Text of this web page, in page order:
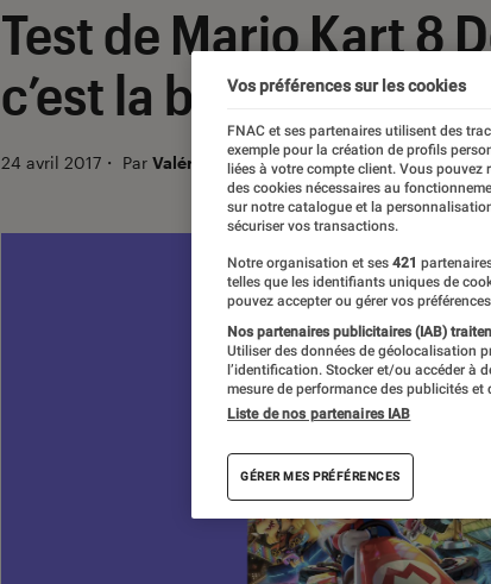
Test de Mario Kart 8
c’est la bonne !
24 avril 2017 ・ Par Valérie Précigout (Romendil)
Vos préférences sur les cookies
FNAC et ses partenaires utilisent des
exemple pour la création de profils
liées à votre compte client. Vous
des cookies nécessaires au
sur notre catalogue et la
sécuriser vos transactions.
Notre organisation et ses 421
telles que les identifiants uniques de
pouvez accepter ou gérer vos
Nos partenaires publicitaires (IAB)
Utiliser des données de géolocalisation
l’identification. Stocker et/ou accéder à
mesure de performance des publicités et
Liste de nos partenaires IAB
GÉRER MES PRÉFÉRENCES